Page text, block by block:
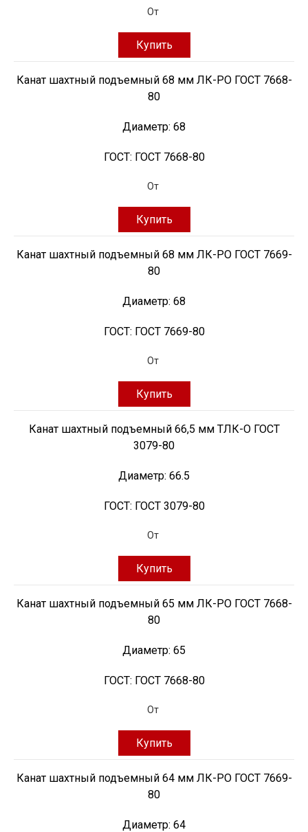
От
Купить
Канат шахтный подъемный 68 мм ЛК-РО ГОСТ 7668-
80
Диаметр: 68
ГОСТ: ГОСТ 7668-80
От
Купить
Канат шахтный подъемный 68 мм ЛК-РО ГОСТ 7669-
80
Диаметр: 68
ГОСТ: ГОСТ 7669-80
От
Купить
Канат шахтный подъемный 66,5 мм ТЛК-О ГОСТ
3079-80
Диаметр: 66.5
ГОСТ: ГОСТ 3079-80
От
Купить
Канат шахтный подъемный 65 мм ЛК-РО ГОСТ 7668-
80
Диаметр: 65
ГОСТ: ГОСТ 7668-80
От
Купить
Канат шахтный подъемный 64 мм ЛК-РО ГОСТ 7669-
80
Диаметр: 64